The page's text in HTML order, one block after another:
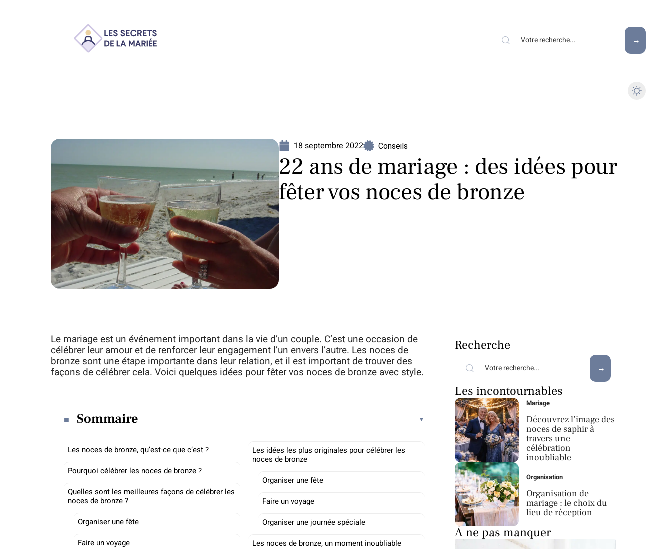
18 septembre 2022 Conseils
22 ans de mariage : des idées pour
fêter vos noces de bronze
Le mariage est un événement important dans la vie d’un couple. C’est une occasion de
célébrer leur amour et de renforcer leur engagement l’un envers l’autre. Les noces de
bronze sont une étape importante dans leur relation, et il est important de trouver des
façons de célébrer cela. Voici quelques idées pour fêter vos noces de bronze avec style.
Sommaire
Les noces de bronze, qu’est-ce que c’est ?
Pourquoi célébrer les noces de bronze ?
Quelles sont les meilleures façons de célébrer les
noces de bronze ?
Organiser une fête
Faire un voyage
Les idées les plus originales pour célébrer les
noces de bronze
Organiser une fête
Faire un voyage
Organiser une journée spéciale
Les noces de bronze, un moment inoubliable
Recherche
Les incontournables
Mariage
Découvrez l’image des
noces de saphir à
travers une
célébration
inoubliable
Organisation
Organisation de
mariage : le choix du
lieu de réception
À ne pas manquer